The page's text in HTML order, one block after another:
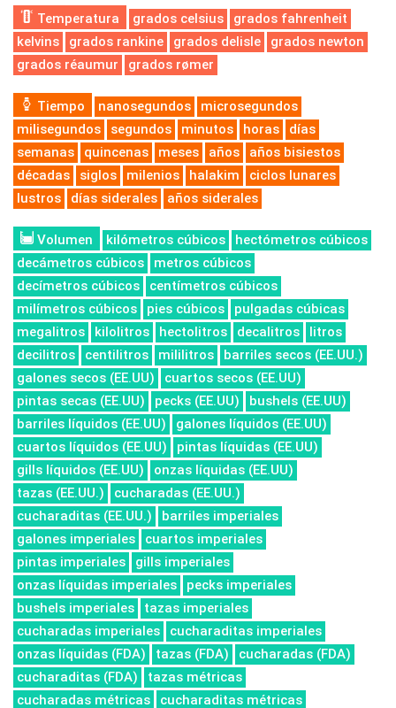
Temperatura grados celsius
grados fahrenheit
kelvins
grados rankine grados delisle
grados newton
grados réaumur
grados rømer
Tiempo nanosegundos
microsegundos
milisegundos
segundos minutos horas
días
semanas
quincenas meses años
años bisiestos
décadas
siglos milenios halakim
ciclos lunares
lustros
días siderales años siderales
Volumen kilómetros cúbicos
hectómetros cúbicos
decámetros cúbicos
metros cúbicos
decímetros cúbicos
centímetros cúbicos
milímetros cúbicos
pies cúbicos
pulgadas cúbicas
megalitros
kilolitros hectolitros decalitros
litros
decilitros
centilitros mililitros
barriles secos (EE.UU.)
galones secos (EE.UU)
cuartos secos (EE.UU)
pintas secas (EE.UU)
pecks (EE.UU)
bushels (EE.UU)
barriles líquidos (EE.UU)
galones líquidos (EE.UU)
cuartos líquidos (EE.UU)
pintas líquidas (EE.UU)
gills líquidos (EE.UU)
onzas líquidas (EE.UU)
tazas (EE.UU.)
cucharadas (EE.UU.)
cucharaditas (EE.UU.)
barriles imperiales
galones imperiales
cuartos imperiales
pintas imperiales
gills imperiales
onzas líquidas imperiales
pecks imperiales
bushels imperiales
tazas imperiales
cucharadas imperiales
cucharaditas imperiales
onzas líquidas (FDA)
tazas (FDA)
cucharadas (FDA)
cucharaditas (FDA)
tazas métricas
cucharadas métricas
cucharaditas métricas